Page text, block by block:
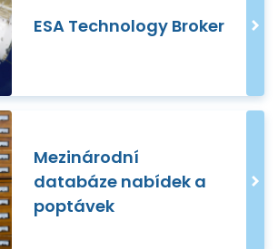
ESA Technology Broker
Mezinárodní
databáze nabídek a
poptávek